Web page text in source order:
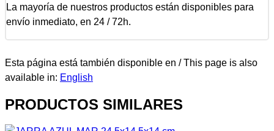
La mayoría de nuestros productos están disponibles para
envío inmediato, en 24 / 72h.
Esta página está también disponible en / This page is also
available in: English
PRODUCTOS SIMILARES